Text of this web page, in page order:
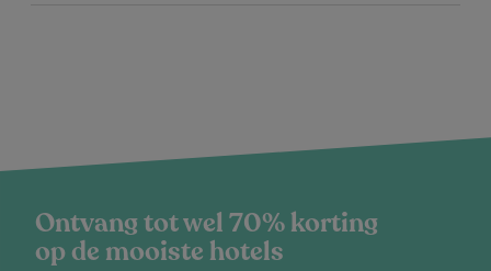
Ontvang tot wel 70% korting
op de mooiste hotels